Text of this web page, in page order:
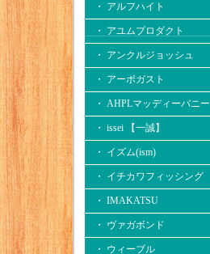
・ アルフハイト
・ アユムプロダクト
・ アンクルジョッシュ
・ アーボガスト
・ AHPLマッディーバニー
・ issei 【一誠】
・ イズム(ism)
・ イチカワフィッシング
・ IMAKATSU
・ ヴァガボンド
・ ウィーブル